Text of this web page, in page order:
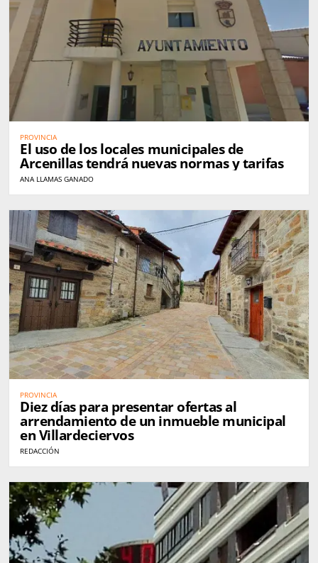
PROVINCIA
El uso de los locales municipales de
Arcenillas tendrá nuevas normas y tarifas
ANA LLAMAS GANADO
PROVINCIA
Diez días para presentar ofertas al
arrendamiento de un inmueble municipal
en Villardeciervos
REDACCIÓN